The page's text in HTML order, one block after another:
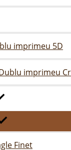
imprimeu 5D
imprimeu
Finet